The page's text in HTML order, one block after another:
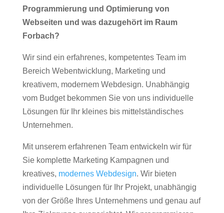
Programmierung und Optimierung von
Webseiten und was dazugehört im Raum
Forbach?
Wir sind ein erfahrenes, kompetentes Team im
Bereich Webentwicklung, Marketing und
kreativem, modernem Webdesign. Unabhängig
vom Budget bekommen Sie von uns individuelle
Lösungen für Ihr kleines bis mittelständisches
Unternehmen.
Mit unserem erfahrenen Team entwickeln wir für
Sie komplette Marketing Kampagnen und
kreatives, modernes Webdesign. Wir bieten
individuelle Lösungen für Ihr Projekt, unabhängig
von der Größe Ihres Unternehmens und genau auf